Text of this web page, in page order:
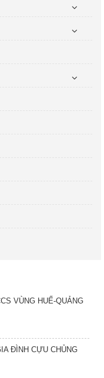
VÙNG HUẾ-QUẢNG
ĐÌNH CỰU CHỦNG